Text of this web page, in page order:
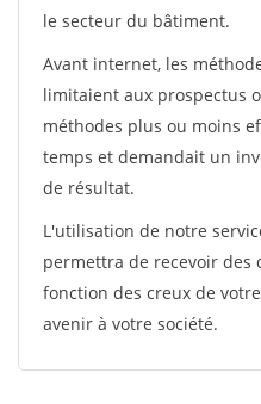
le secteur du bâtiment.
Avant internet, les
limitaient aux prospectus
méthodes plus ou moins
temps et demandait un
de résultat.
L'utilisation de notre
permettra de recevoir des
fonction des creux de
avenir à votre société.